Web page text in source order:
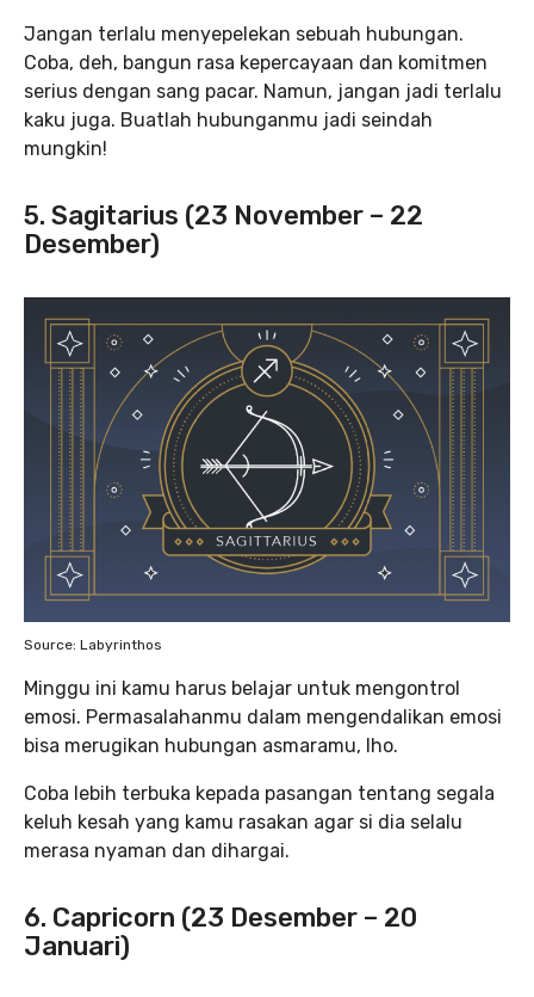
Jangan terlalu menyepelekan sebuah hubungan.
Coba, deh, bangun rasa kepercayaan dan komitmen
serius dengan sang pacar. Namun, jangan jadi terlalu
kaku juga. Buatlah hubunganmu jadi seindah
mungkin!
5. Sagitarius (23 November – 22
Desember)
Source: Labyrinthos
Minggu ini kamu harus belajar untuk mengontrol
emosi. Permasalahanmu dalam mengendalikan emosi
bisa merugikan hubungan asmaramu, lho.
Coba lebih terbuka kepada pasangan tentang segala
keluh kesah yang kamu rasakan agar si dia selalu
merasa nyaman dan dihargai.
6. Capricorn (23 Desember – 20
Januari)